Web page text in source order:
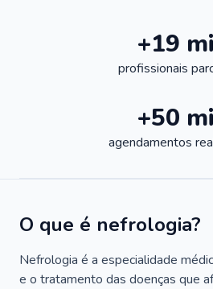
+19
profissionais
+50
agendamentos
O que é nefrologia?
Nefrologia é a especialidade
e o tratamento das doenças que